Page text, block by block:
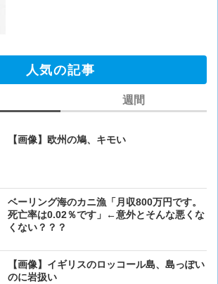
人気の記事
【画像】欧州の鳩、キモい
ベーリング海のカニ漁「月収800万円です。
死亡率は0.02％です」←意外とそんな悪くな
くない？？？
【画像】イギリスのロッコール島、島っぽい
のに岩扱い
週間
【画像】欧州の鳩、キモい
【閲覧注意・画像】毛を剃
ぎるとワイ(35歳無職)の中
【画像】イギリスのロッコ